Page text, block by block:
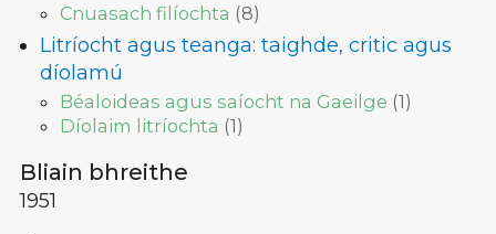
Cnuasach filíochta (8)
Litríocht agus teanga: taighde, critic agus
díolamú
Béaloideas agus saíocht na Gaeilge (1)
Díolaim litríochta (1)
Bliain bhreithe
1951